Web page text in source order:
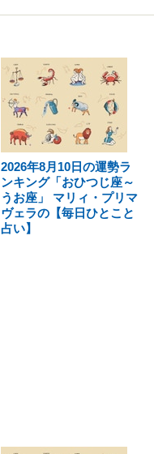
2026年8月10日の運勢ラ
ンキング「おひつじ座～
うお座」 マリィ・プリマ
ヴェラの【毎日ひとこと
占い】